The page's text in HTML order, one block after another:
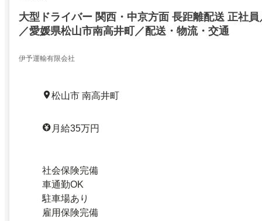
大型ドライバー 関西・中京方面 長距離配送 正社
／愛媛県松山市南高井町／配送・物流・交通
伊予運輸有限会社
松山市 南高井町
月給35万円
社会保険完備
車通勤OK
駐車場あり
雇用保険完備